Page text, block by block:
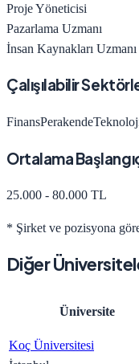
Proje Yöneticisi
Pazarlama Uzmanı
İnsan Kaynakları Uzmanı
Çalışılabilir
FinansPerakende
Ortalama
25.000 - 80.000 TL
* Şirket ve pozisyona
Diğer
Üniversite
Koç Üniversitesi